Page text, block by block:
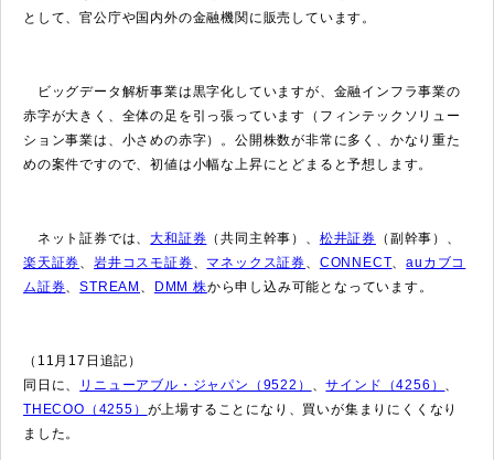
として、官公庁や国内外の金融機関に販売しています。
ビッグデータ解析事業は黒字化していますが、金融インフラ事業の
赤字が大きく、全体の足を引っ張っています（フィンテックソリュー
ション事業は、小さめの赤字）。公開株数が非常に多く、かなり重た
めの案件ですので、初値は小幅な上昇にとどまると予想します。
ネット証券では、大和証券 （共同主幹事）、 松井証券 （副幹事）、
楽天証券、岩井コスモ証券、 マネックス証券、 CONNECT、auカブコ
ム証券、STREAM 、 DMM 株から申し込み可能となっています。
（11月17日追記）
同日に、
リニューアブル・ジャパン（9522） 、サインド（4256） 、
THECOO（4255） が上場することになり、買いが集まりにくくなり
ました。